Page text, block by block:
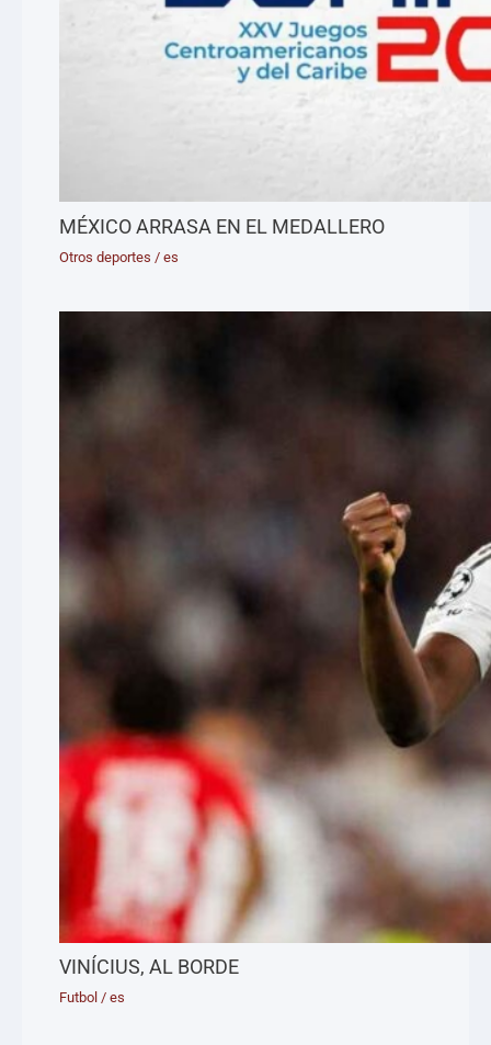
MÉXICO ARRASA EN EL MEDALLERO
Otros deportes /es
VINÍCIUS, AL BORDE
Futbol /es